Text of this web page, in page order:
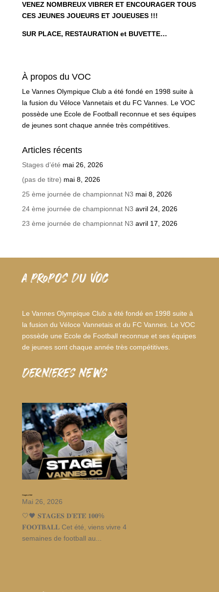
VENEZ NOMBREUX VIBRER ET ENCOURAGER TOUS
CES JEUNES JOUEURS ET JOUEUSES !!!
SUR PLACE, RESTAURATION et BUVETTE…
À propos du VOC
Le Vannes Olympique Club a été fondé en 1998 suite à
la fusion du Véloce Vannetais et du FC Vannes. Le VOC
possède une Ecole de Football reconnue et ses équipes
de jeunes sont chaque année très compétitives.
Articles récents
Stages d’été mai 26, 2026
(pas de titre) mai 8, 2026
25 ème journée de championnat N3 mai 8, 2026
24 ème journée de championnat N3 avril 24, 2026
23 ème journée de championnat N3 avril 17, 2026
A PROPOS DU VOC
Le Vannes Olympique Club a été fondé en 1998 suite à
la fusion du Véloce Vannetais et du FC Vannes. Le VOC
possède une Ecole de Football reconnue et ses équipes
de jeunes sont chaque année très compétitives.
dernieres news
Stages d’été
Mai 26, 2026
🤍🖤 𝐒𝐓𝐀𝐆𝐄𝐒 𝐃’𝐄́𝐓𝐄́ 𝟏𝟎𝟎%
𝐅𝐎𝐎𝐓𝐁𝐀𝐋𝐋 Cet été, viens vivre 4
semaines de football au...